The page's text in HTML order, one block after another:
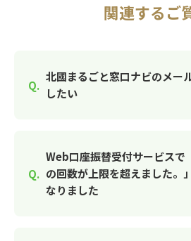
関連するご
北國まるごと窓口ナビのメー
したい
Web口座振替受付サービスで
の回数が上限を超えました。
なりました